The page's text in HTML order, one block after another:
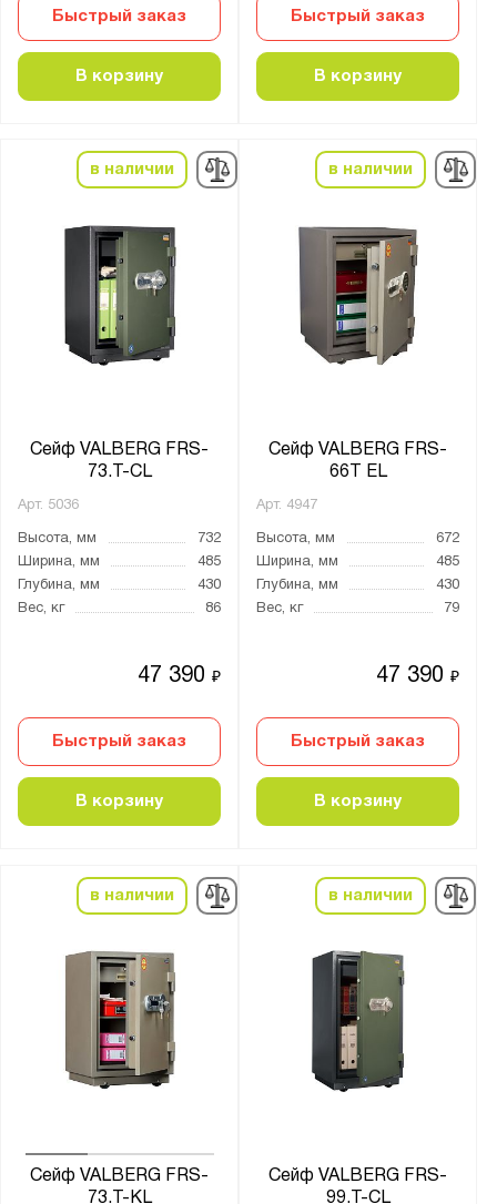
Быстрый заказ
В корзину
Быстрый заказ
В корзину
в наличии
Сейф VALBERG FRS-
73.T-CL
Арт. 5036
Высота, мм
732
Ширина, мм
485
Глубина, мм
430
Вес, кг
86
47 390₽
Быстрый заказ
В корзину
в наличии
Сейф VALBERG FRS-
66T EL
Арт. 4947
Высота, мм
672
Ширина, мм
485
Глубина, мм
430
Вес, кг
79
47 390₽
Быстрый заказ
В корзину
в наличии
Сейф VALBERG FRS-
73.T-KL
в наличии
Сейф VALBERG FRS-
99.T-CL